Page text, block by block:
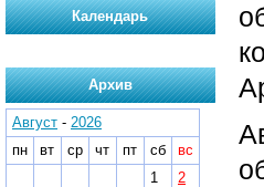
Календарь
Архив
Август - 2026
пн
вт ср чт пт сб
вс
1
2